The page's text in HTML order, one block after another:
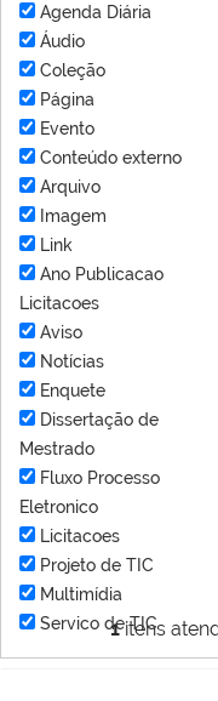
1itens
Agenda Diária
Áudio
Coleção
Página
Evento
Conteúdo externo
Arquivo
Imagem
Link
Ano Publicacao
Licitacoes
Aviso
Notícias
Enquete
Dissertação de
Mestrado
Fluxo Processo
Eletronico
Licitacoes
Projeto de TIC
Multimídia
Servico de TIC